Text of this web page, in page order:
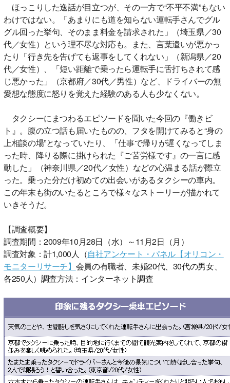
ほっこりした逸話が目立つが、その一方で“不平不満”もない
わけではない。「あまりにも道を知らない運転手さんでグル
グル回った挙句、そのまま料金を請求された」（埼玉県／30
代／女性）という理不尽な対応も。また、言葉遣いが悪かっ
たり「行き先を告げても返事をしてくれない」（新潟県／20
代／女性）、「短い距離で乗ったら運転手に舌打ちされて感
じ悪かった」（京都府／30代／男性）など、ドライバーの無
愛想な態度に怒りを覚えた経験のある人も少なくない。
タクシーにまつわるエピソードを聞いた今回の『働きビ
ト』。腹の立つ話も届いたものの、フタを開けてみると“身の
上相談の場”となっていたり、「仕事で帰りが遅くなってしま
った時、降りる際に掛けられた『ご苦労様です』の一言に感
動した」（神奈川県／20代／女性）などの心温まる話が際立
った。乗った分だけ初めての出会いがあるタクシーの車内。
この年末も街のいたるところで様々なストーリーが描かれて
いきそうだ。
【調査概要】
調査期間：2009年10月28日（水）～11月2日（月）
調査対象：計1,000人（自社アンケート・パネル【オリコン・
モニターリサーチ】 会員の有職者、未婚20代、30代の男女、
各250人）調査方法：インターネット調査